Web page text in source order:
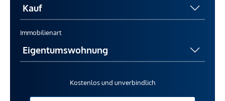
Immobilienart
Kostenlos und unverbindlich